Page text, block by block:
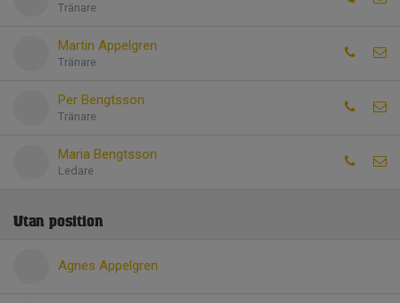
Tränare
Martin Appelgren
Tränare
Per Bengtsson
Tränare
Maria Bengtsson
Ledare
Utan position
Agnes Appelgren